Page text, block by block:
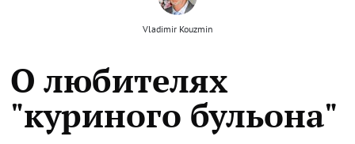
Vladimir Kouzmin
О любителях
"куриного бульона"